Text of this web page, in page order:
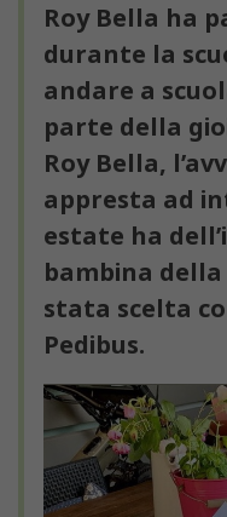
Roy Bella ha
durante la
andare a
parte della
Roy Bella,
appresta ad
estate ha
bambina della
stata scelta
Pedibus.